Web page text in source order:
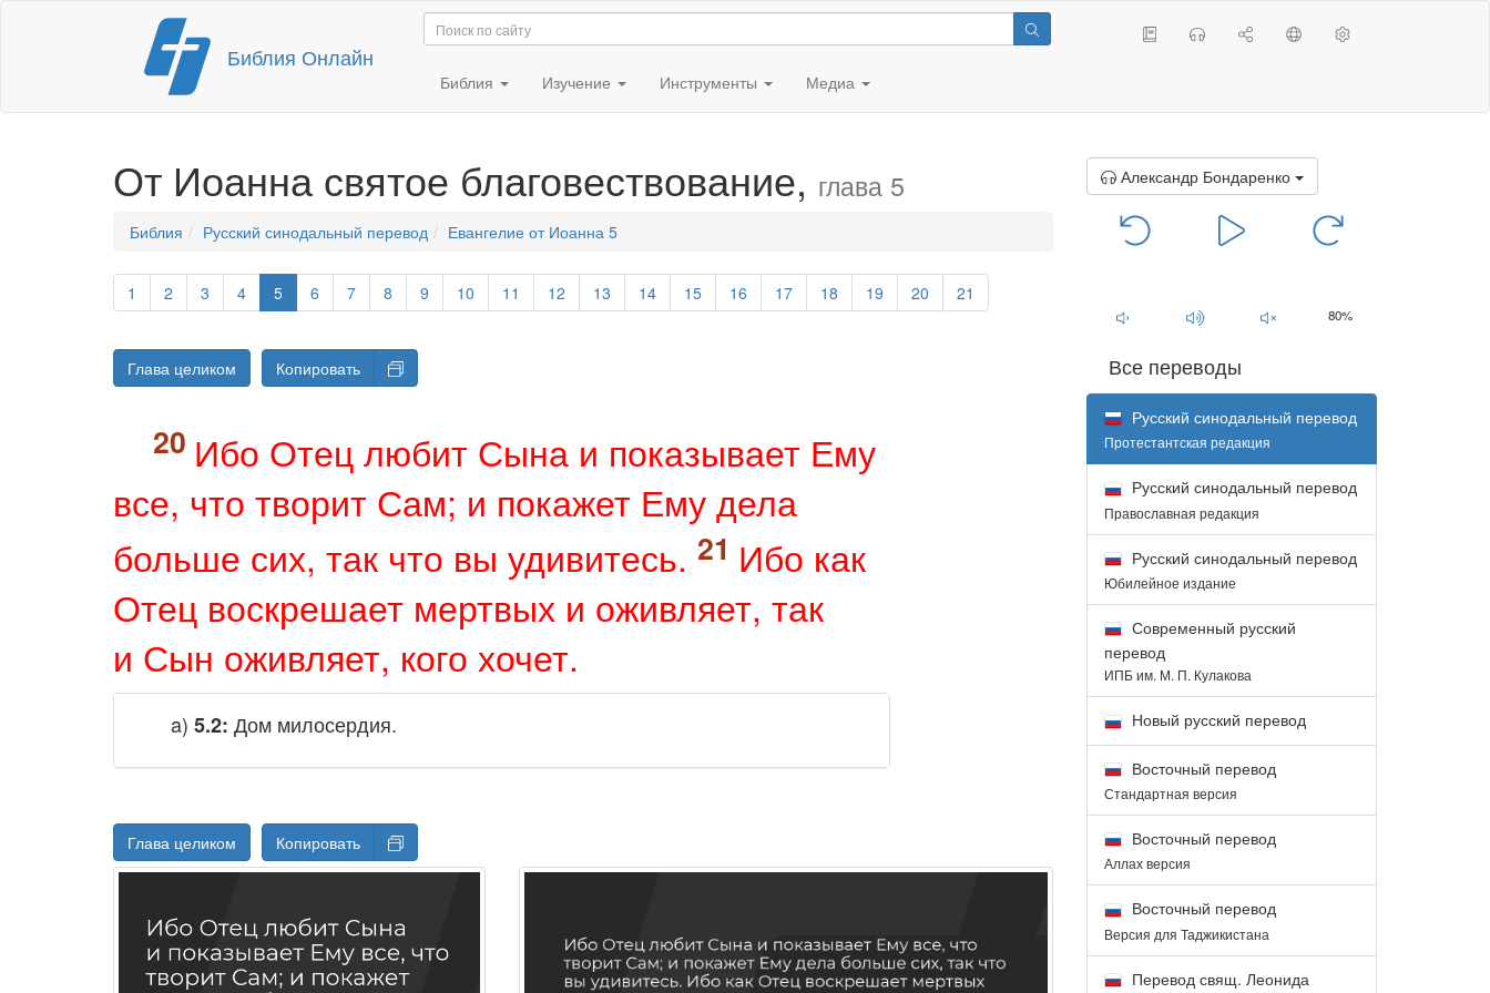
Перейти
содержимому
Библия Онлайн
Библия Изучение Инструменты Медиа
От Иоанна святое благовествование, глава 5
Библия Русский синодальный перевод Евангелие от Иоанна 5
1 2 3 4 5 6 7 8 9 10 11 12 13 14 15 16 17 18 19 20 21
Глава целиком Копировать
Ибо Отец любит Сына и показывает Ему
все, что творит Сам; и покажет Ему дела
больше сих, так что вы удивитесь.
Ибо как
Отец воскрешает мертвых и оживляет, так
и Сын оживляет, кого хочет.
a) 5.2: Дом милосердия.
Глава целиком Копировать
Александр Бондаренко
80%
Все переводы
Русский синодальный перевод
Протестантская редакция
Русский синодальный перевод
Православная редакция
Русский синодальный перевод
Юбилейное издание
Современный русский
перевод
ИПБ им. М. П. Кулакова
Новый русский перевод
Восточный перевод
Стандартная версия
Восточный перевод
Аллах версия
Восточный перевод
Версия для Таджикистана
Перевод свящ. Леонида